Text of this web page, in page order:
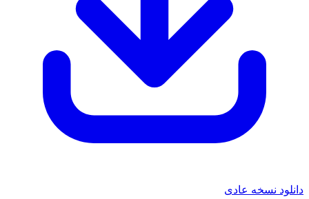
دانلود نسخه عادی